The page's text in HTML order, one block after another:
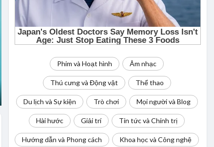
Phim và Hoạt hình Âm nhạc
Thú cưng và Động vật Thể thao
Du lịch và Sự kiện Trò chơi Mọi người và Blog
Hài hước Giải trí Tin tức và Chính trị
Hướng dẫn và Phong cách Khoa học và Công nghệ